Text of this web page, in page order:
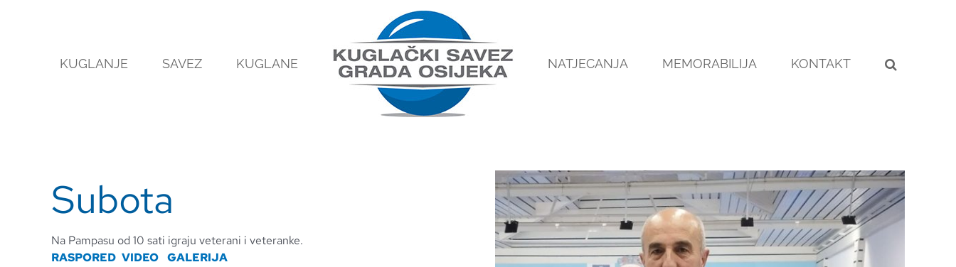
KUGLANJE
SAVEZ KUGLANE NATJECANJA MEMORABILIJA KONTAKT
Subota
Na Pampasu od 10 sati igraju veterani i veteranke.
RASPORED VIDEO GALERIJA